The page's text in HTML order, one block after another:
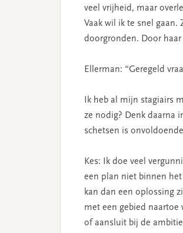
veel vrijheid, maar
Vaak wil ik te snel
doorgronden. Door
Ellerman: “Geregeld
Ik heb al mijn stagiairs
ze nodig? Denk daarna
schetsen is
Kes: Ik doe veel
een plan niet binnen
kan dan een oplossing
met een gebied
of aansluit bij de